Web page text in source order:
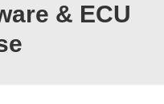
& ECU